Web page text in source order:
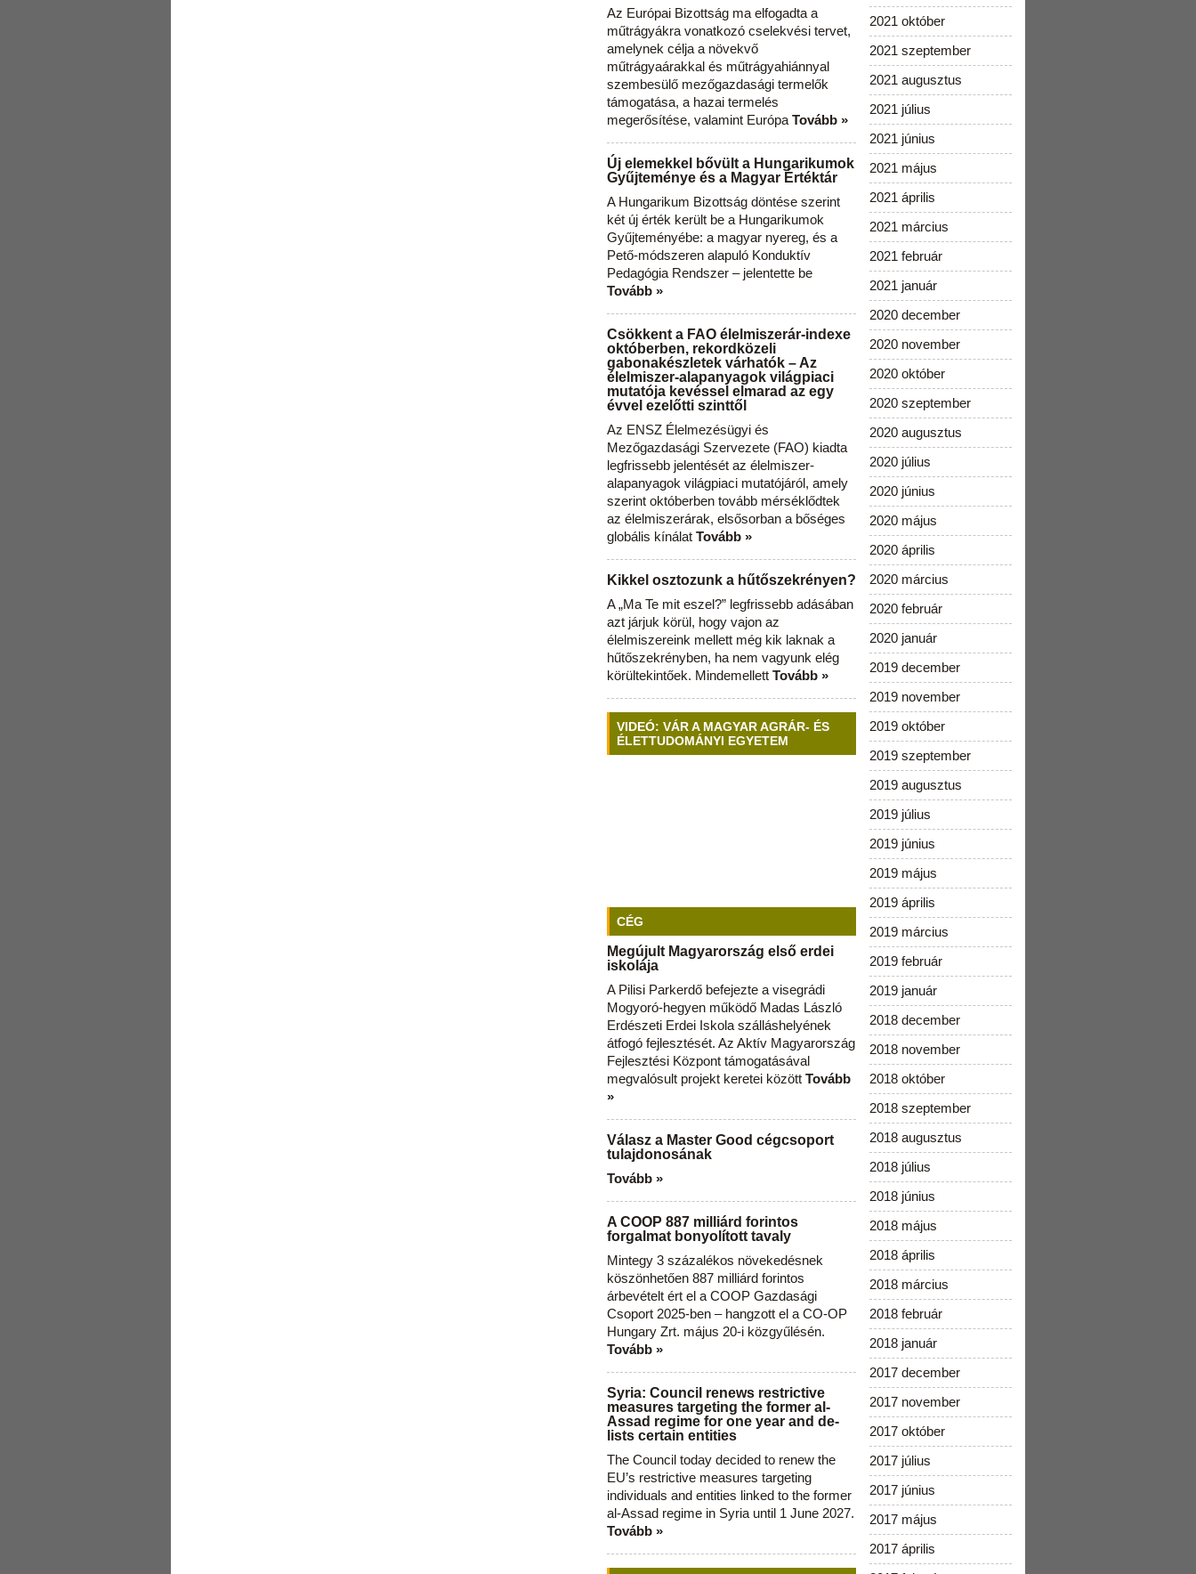
Az Európai Bizottság ma elfogadta a
műtrágyákra vonatkozó cselekvési tervet,
amelynek célja a növekvő
műtrágyaárakkal és műtrágyahiánnyal
szembesülő mezőgazdasági termelők
támogatása, a hazai termelés
megerősítése, valamint Európa Tovább »
Új elemekkel bővült a Hungarikumok
Gyűjteménye és a Magyar Értéktár
A Hungarikum Bizottság döntése szerint
két új érték került be a Hungarikumok
Gyűjteményébe: a magyar nyereg, és a
Pető-módszeren alapuló Konduktív
Pedagógia Rendszer – jelentette be
Tovább »
Csökkent a FAO élelmiszerár-indexe
októberben, rekordközeli
gabonakészletek várhatók – Az
élelmiszer-alapanyagok világpiaci
mutatója kevéssel elmarad az egy
évvel ezelőtti szinttől
Az ENSZ Élelmezésügyi és
Mezőgazdasági Szervezete (FAO) kiadta
legfrissebb jelentését az élelmiszer-
alapanyagok világpiaci mutatójáról, amely
szerint októberben tovább mérséklődtek
az élelmiszerárak, elsősorban a bőséges
globális kínálat Tovább »
Kikkel osztozunk a hűtőszekrényen?
A „Ma Te mit eszel?” legfrissebb adásában
azt járjuk körül, hogy vajon az
élelmiszereink mellett még kik laknak a
hűtőszekrényben, ha nem vagyunk elég
körültekintőek. Mindemellett Tovább »
VIDEÓ: VÁR A MAGYAR AGRÁR- ÉS
ÉLETTUDOMÁNYI EGYETEM
CÉG
Megújult Magyarország első erdei
iskolája
A Pilisi Parkerdő befejezte a visegrádi
Mogyoró-hegyen működő Madas László
Erdészeti Erdei Iskola szálláshelyének
átfogó fejlesztését. Az Aktív Magyarország
Fejlesztési Központ támogatásával
megvalósult projekt keretei között Tovább
»
Válasz a Master Good cégcsoport
tulajdonosának
Tovább »
A COOP 887 milliárd forintos
forgalmat bonyolított tavaly
Mintegy 3 százalékos növekedésnek
köszönhetően 887 milliárd forintos
árbevételt ért el a COOP Gazdasági
Csoport 2025-ben – hangzott el a CO-OP
Hungary Zrt. május 20-i közgyűlésén.
Tovább »
Syria: Council renews restrictive
measures targeting the former al-
Assad regime for one year and de-
lists certain entities
The Council today decided to renew the
EU’s restrictive measures targeting
individuals and entities linked to the former
al-Assad regime in Syria until 1 June 2027.
Tovább »
2021 október
2021 szeptember
2021 augusztus
2021 július
2021 június
2021 május
2021 április
2021 március
2021 február
2021 január
2020 december
2020 november
2020 október
2020 szeptember
2020 augusztus
2020 július
2020 június
2020 május
2020 április
2020 március
2020 február
2020 január
2019 december
2019 november
2019 október
2019 szeptember
2019 augusztus
2019 július
2019 június
2019 május
2019 április
2019 március
2019 február
2019 január
2018 december
2018 november
2018 október
2018 szeptember
2018 augusztus
2018 július
2018 június
2018 május
2018 április
2018 március
2018 február
2018 január
2017 december
2017 november
2017 október
2017 július
2017 június
2017 május
2017 április